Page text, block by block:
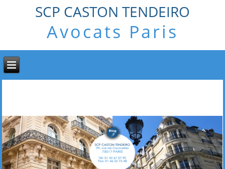
SCP CASTON TENDEIRO
Avocats Paris